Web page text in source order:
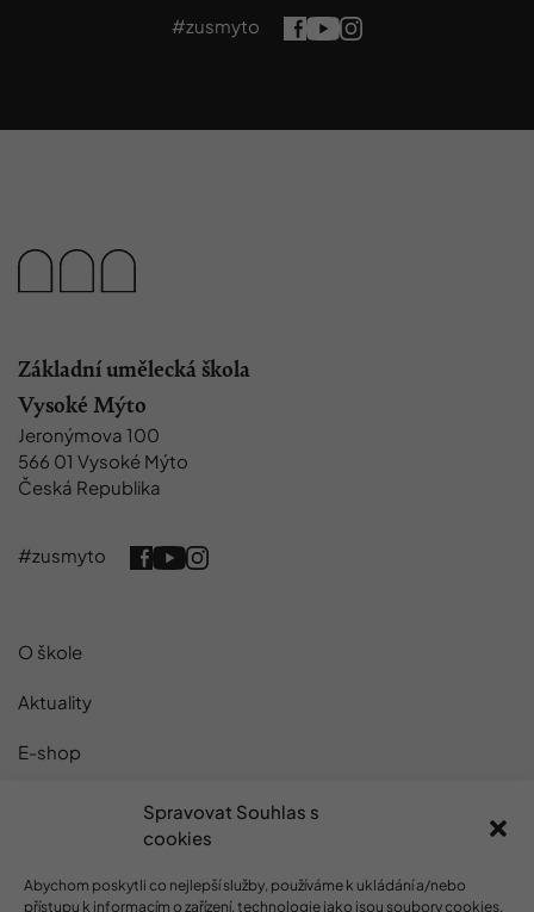
Spravovat Souhlas s
cookies
Abychom poskytli co nejlepší služby, používáme k ukládání a/nebo
přístupu k informacím o zařízení, technologie jako jsou soubory cookies.
#zusmyto
Základní umělecká škola
Vysoké Mýto
Jeronýmova 100
566 01 Vysoké Mýto
Česká Republika
#zusmyto
O škole
Aktuality
E-shop
GDPR